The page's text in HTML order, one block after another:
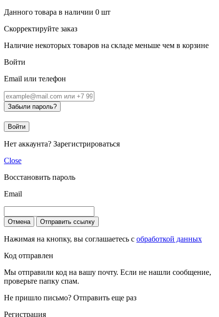
Данного товара в наличии 0 шт
Скорректируйте заказ
Наличие некоторых товаров на складе меньше чем в корзине
Войти
Email или телефон
Забыли пароль?
Войти
Нет аккаунта? Зарегистрироваться
Close
Восстановить пароль
Email
Отмена Отправить ссылку
Нажимая на кнопку, вы соглашаетесь с обработкой данных
Код отправлен
Мы отправили код на вашу почту. Если не нашли сообщение,
проверьте папку спам.
Не пришло письмо? Отправить еще раз
Регистрация